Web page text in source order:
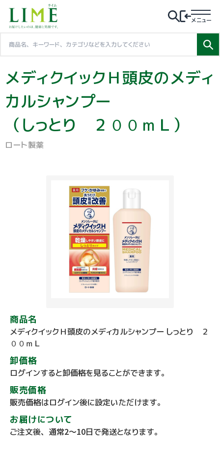
メニュー
メディクイックＨ頭皮のメディ
カルシャンプー
（しっとり ２００ｍＬ）
ロート製薬
商品名
メディクイックＨ頭皮のメディカルシャンプー しっとり ２
００ｍＬ
卸価格
ログインすると卸価格を見ることができます。
販売価格
販売価格はログイン後に設定いただけます。
お届けについて
ご注文後、通常2～10日で発送となります。